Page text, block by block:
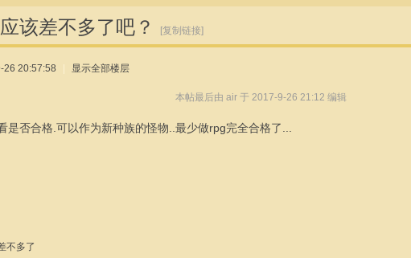
›
该差不多了吧？ [复制链接]
26 20:57:58 显示全部楼层
本帖最后由 air 于 2017-9-26 21:12 编辑
是否合格.可以作为新种族的怪物..最少做rpg完全合格了...
不多了